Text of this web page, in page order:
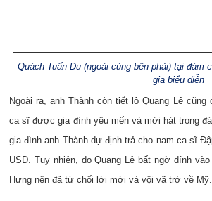
Quách Tuấn Du (ngoài cùng bên phải) tại đám
gia biểu diễn
Ngoài ra, anh Thành còn tiết lộ Quang Lê cũng
ca sĩ được gia đình yêu mến và mời hát trong
gia đình anh Thành dự định trả cho nam ca sĩ
USD. Tuy nhiên, do Quang Lê bất ngờ dính
Hưng nên đã từ chối lời mời và vội vã trở về Mỹ.